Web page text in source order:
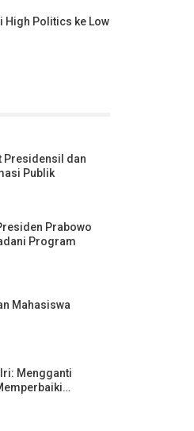
High Politics ke Low
Presidensil dan
Publik
Prabowo
Program
Mahasiswa
Mengganti